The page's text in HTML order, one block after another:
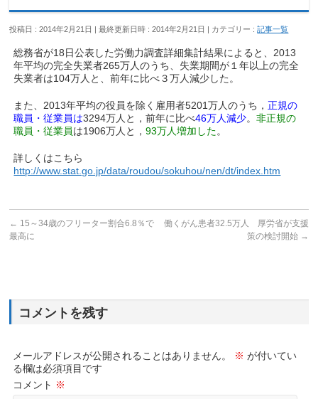
投稿日 : 2014年2月21日 最終更新日時 : 2014年2月21日 カテゴリー :記事一覧
総務省が18日公表した労働力調査詳細集計結果によると、2013
年平均の完全失業者265万人のうち、失業期間が１年以上の完全
失業者は104万人と、前年に比べ３万人減少した。
また、2013年平均の役員を除く雇用者5201万人のうち，正規の
職員・従業員は3294万人と，前年に比べ46万人減少。非正規の
職員・従業員は1906万人と，93万人増加した。
詳しくはこちら
http://www.stat.go.jp/data/roudou/sokuhou/nen/dt/index.htm
← 15～34歳のフリーター割合6.8％で
最高に
働くがん患者32.5万人 厚労省が支援
策の検討開始 →
コメントを残す
メールアドレスが公開されることはありません。 ※ が付いてい
る欄は必須項目です
コメント ※